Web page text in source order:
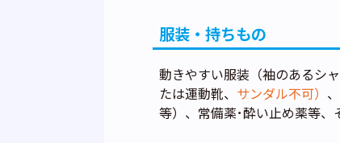
服装・持ちもの
動きやすい服装（袖のあるシ
たは運動靴、 サンダル不可）
等）、常備薬･酔い止め薬等、